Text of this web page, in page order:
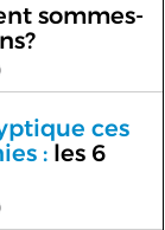
sommes-
ces
:les 6